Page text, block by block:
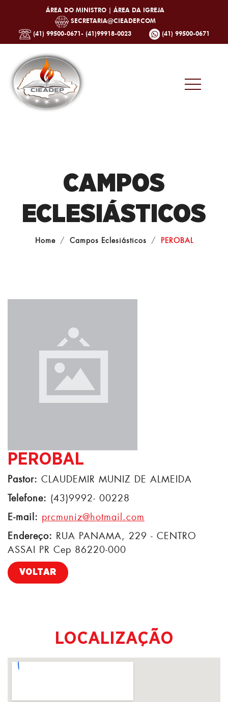
ÁREA DO MINISTRO | ÁREA DA IGREJA
SECRETARIA@CIEADEP.COM
(41) 99500-0671- (41)99918-0023
(41) 99500-0671
CAMPOS
ECLESIÁSTICOS
Home Campos Eclesiásticos PEROBAL
PEROBAL
Pastor: CLAUDEMIR MUNIZ DE ALMEIDA
Telefone: (43)9992- 00228
E-mail: prcmuniz@hotmail.com
Endereço: RUA PANAMA, 229 - CENTRO
ASSAI PR Cep 86220-000
VOLTAR
LOCALIZAÇÃO